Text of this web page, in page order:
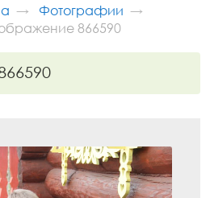
Фотографии
866590